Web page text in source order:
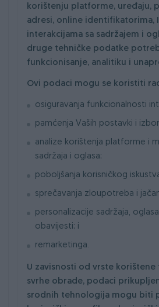
korištenju platforme, uređaju,
adresi, online identifikatorima,
interakcijama sa sadržajem i
druge tehničke podatke
funkcionisanje, analitiku i
Ovi podaci mogu se koristiti
osiguravanja funkcionalnosti
pamćenja Vaših postavki i
analize korištenja platforme i
sadržaja i oglasa;
poboljšanja korisničkog
sprečavanja zloupotreba i
personalizacije sadržaja,
obavijesti; i
remarketinga.
U zavisnosti od vrste
svrhe obrade, podaci
srodnih tehnologija mogu biti